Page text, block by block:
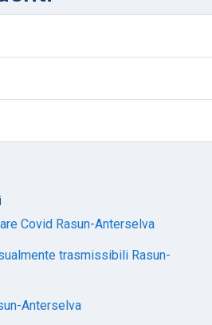
Covid Rasun-Anterselva
trasmissibili Rasun-
Anterselva